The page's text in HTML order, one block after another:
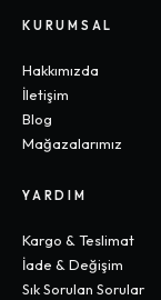
KURUMSAL
Hakkımızda
İletişim
Blog
Mağazalarımız
YARDIM
Kargo & Teslimat
İade & Değişim
Sık Sorulan Sorular